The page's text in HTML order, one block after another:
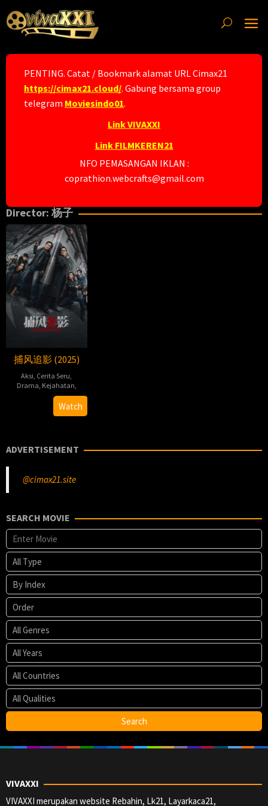
to
content
PENTING. Catat / Bookmark alamat URL Cimax21
https://cimax21.cloud/. Gabung bersama group
telegram Moviesindo01.
Link VIVAXXI
Link FILMKEREN21
NFO PEMASANGAN IKLAN :
coprathion.webcrafts@gmail.com
Director: 杨子
捕风追影 (2025)
Aksi Cerita Seru
Drama Kejahatan
子
Watch
ADVERTISEMENT
@cimax21.site
SEARCH MOVIE
VIVAXXI
VIVAXXI merupakan website Rebahin, Lk21, Layarkaca21,